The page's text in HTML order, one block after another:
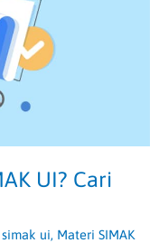
UI? Cari
ui, Materi SIMAK